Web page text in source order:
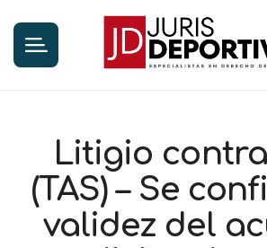
Litigio
(TAS) – Se
validez del